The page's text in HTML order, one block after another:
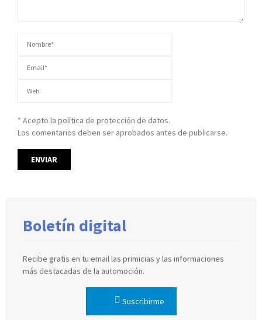
* Acepto la política de protección de datos.
Los comentarios deben ser aprobados antes de publicarse.
Boletín digital
Recibe gratis en tu email las primicias y las informaciones
más destacadas de la automoción.
Suscribirme